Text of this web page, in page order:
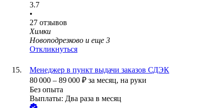
3.7
•
27 отзывов
Химки
Новоподрезково и еще 3
Откликнуться
Менеджер в пункт выдачи заказов СДЭК
80 000 – 89 000 ₽ за месяц, на руки
Без опыта
Выплаты: Два раза в месяц